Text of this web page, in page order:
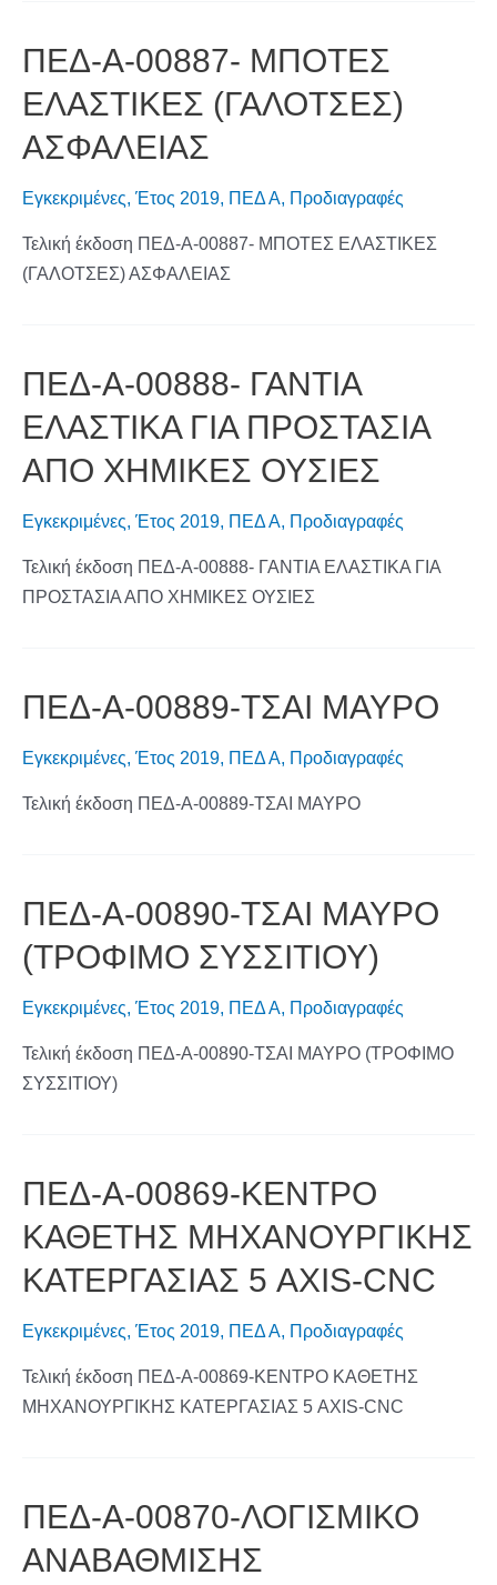
ΠΕΔ-Α-00887- ΜΠΟΤΕΣ
ΕΛΑΣΤΙΚΕΣ (ΓΑΛΟΤΣΕΣ)
ΑΣΦΑΛΕΙΑΣ
Εγκεκριμένες, Έτος 2019, ΠΕΔ Α, Προδιαγραφές
Τελική έκδοση ΠΕΔ-Α-00887- ΜΠΟΤΕΣ ΕΛΑΣΤΙΚΕΣ
(ΓΑΛΟΤΣΕΣ) ΑΣΦΑΛΕΙΑΣ
ΠΕΔ-Α-00888- ΓΑΝΤΙΑ
ΕΛΑΣΤΙΚΑ ΓΙΑ ΠΡΟΣΤΑΣΙΑ
ΑΠΟ ΧΗΜΙΚΕΣ ΟΥΣΙΕΣ
Εγκεκριμένες, Έτος 2019, ΠΕΔ Α, Προδιαγραφές
Τελική έκδοση ΠΕΔ-Α-00888- ΓΑΝΤΙΑ ΕΛΑΣΤΙΚΑ ΓΙΑ
ΠΡΟΣΤΑΣΙΑ ΑΠΟ ΧΗΜΙΚΕΣ ΟΥΣΙΕΣ
ΠΕΔ-Α-00889-ΤΣΑΙ ΜΑΥΡΟ
Εγκεκριμένες, Έτος 2019, ΠΕΔ Α, Προδιαγραφές
Τελική έκδοση ΠΕΔ-Α-00889-ΤΣΑΙ ΜΑΥΡΟ
ΠΕΔ-Α-00890-ΤΣΑΙ ΜΑΥΡΟ
(ΤΡΟΦΙΜΟ ΣΥΣΣΙΤΙΟΥ)
Εγκεκριμένες, Έτος 2019, ΠΕΔ Α, Προδιαγραφές
Τελική έκδοση ΠΕΔ-Α-00890-ΤΣΑΙ ΜΑΥΡΟ (ΤΡΟΦΙΜΟ
ΣΥΣΣΙΤΙΟΥ)
ΠΕΔ-Α-00869-ΚΕΝΤΡΟ
ΚΑΘΕΤΗΣ ΜΗΧΑΝΟΥΡΓΙΚΗΣ
ΚΑΤΕΡΓΑΣΙΑΣ 5 AXIS-CNC
Εγκεκριμένες, Έτος 2019, ΠΕΔ Α, Προδιαγραφές
Τελική έκδοση ΠΕΔ-Α-00869-ΚΕΝΤΡΟ ΚΑΘΕΤΗΣ
ΜΗΧΑΝΟΥΡΓΙΚΗΣ ΚΑΤΕΡΓΑΣΙΑΣ 5 AXIS-CNC
ΠΕΔ-Α-00870-ΛΟΓΙΣΜΙΚΟ
ΑΝΑΒΑΘΜΙΣΗΣ